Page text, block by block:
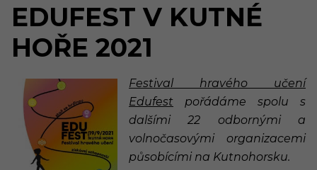
EDUFEST V KUTNÉ
HOŘE 2021
Festival hravého učení
Edufest pořádáme spolu s
dalšími 22 odbornými a
volnočasovými organizacemi
působícími na Kutnohorsku.